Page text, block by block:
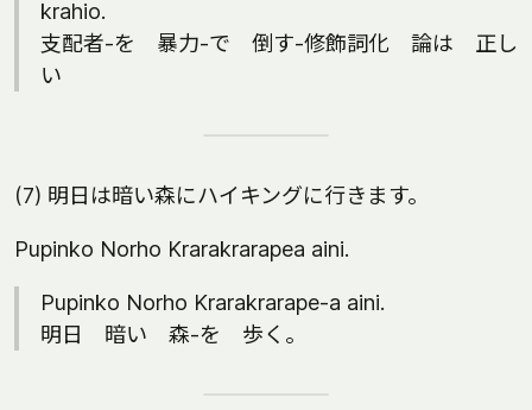
krahio.
支配者-を 暴力-で 倒す-修飾詞化 論は 正し
い
(7) 明日は暗い森にハイキングに行きます。
Pupinko Norho Krarakrarapea aini.
Pupinko Norho Krarakrarape-a aini.
明日 暗い 森-を 歩く。